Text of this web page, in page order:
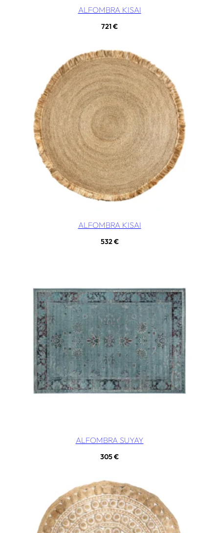
ALFOMBRA KISAI
721€
ALFOMBRA KISAI
532€
ALFOMBRA SUYAY
305€